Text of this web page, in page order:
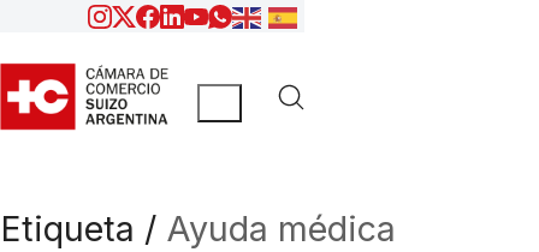
Etiqueta / Ayuda médica